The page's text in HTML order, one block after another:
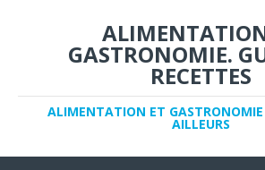
GASTRONOMIE.
RECETTES
ALIMENTATION ET GASTRONOMIE
AILLEURS